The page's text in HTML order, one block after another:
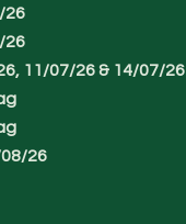
26
26
11/07/26 & 14/07/26
26